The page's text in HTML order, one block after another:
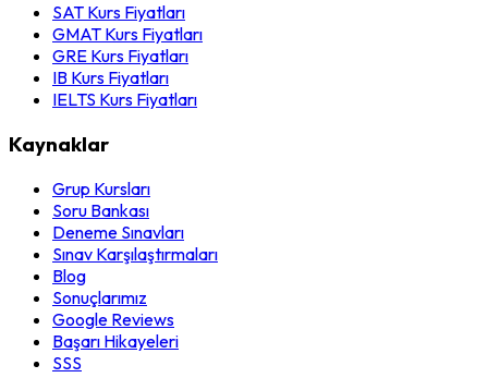
SAT Kurs Fiyatları
GMAT Kurs Fiyatları
GRE Kurs Fiyatları
IB Kurs Fiyatları
IELTS Kurs Fiyatları
Kaynaklar
Grup Kursları
Soru Bankası
Deneme Sınavları
Sınav Karşılaştırmaları
Blog
Sonuçlarımız
Google Reviews
Başarı Hikayeleri
SSS